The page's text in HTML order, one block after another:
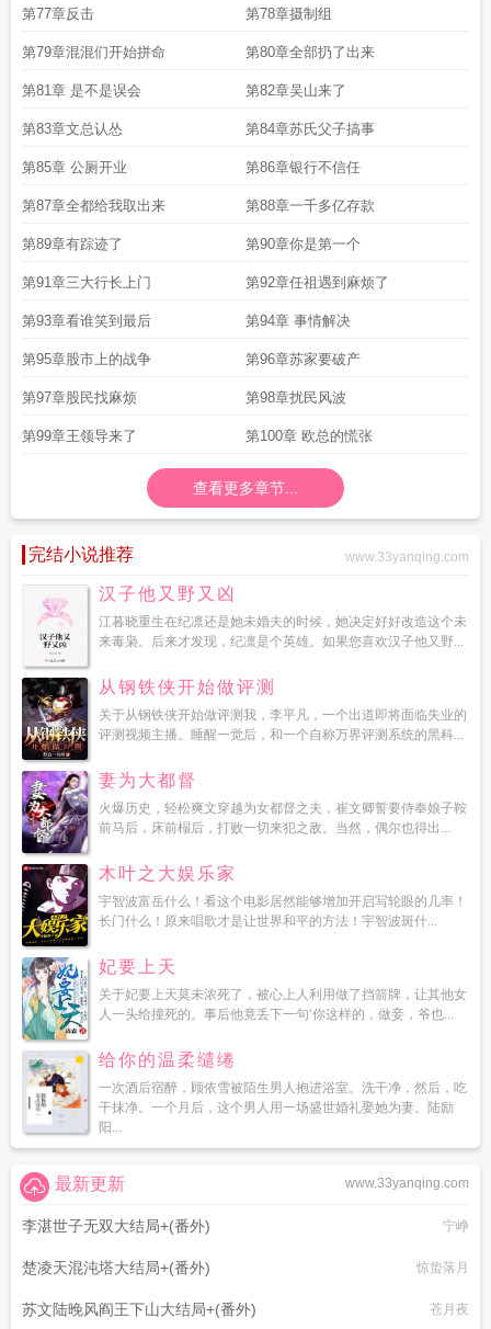
第77章反击 第78章摄制组
第79章混混们开始拼命 第80章全部扔了出来
第81章 是不是误会 第82章吴山来了
第83章文总认怂 第84章苏氏父子搞事
第85章 公厕开业 第86章银行不信任
第87章全都给我取出来 第88章一千多亿存款
第89章有踪迹了 第90章你是第一个
第91章三大行长上门 第92章任祖遇到麻烦了
第93章看谁笑到最后 第94章 事情解决
第95章股市上的战争 第96章苏家要破产
第97章股民找麻烦 第98章扰民风波
第99章王领导来了 第100章 欧总的慌张
查看更多章节...
完结小说推荐 www.33yanqing.com
汉子他又野又凶
江暮晓重生在纪凛还是她未婚夫的时候，她决定好好改造这个未
来毒枭。后来才发现，纪凛是个英雄。如果您喜欢汉子他又野...
从钢铁侠开始做评测
关于从钢铁侠开始做评测我，李平凡，一个出道即将面临失业的
评测视频主播。睡醒一觉后，和一个自称万界评测系统的黑科...
妻为大都督
火爆历史，轻松爽文穿越为女都督之夫，崔文卿誓要侍奉娘子鞍
前马后，床前榻后，打败一切来犯之敌。当然，偶尔也得出...
木叶之大娱乐家
宇智波富岳什么！看这个电影居然能够增加开启写轮眼的几率！
长门什么！原来唱歌才是让世界和平的方法！宇智波斑什...
妃要上天
关于妃要上天莫未浓死了，被心上人利用做了挡箭牌，让其他女
人一头给撞死的。事后他竟丢下一句‘你这样的，做妾，爷也...
给你的温柔缱绻
一次酒后宿醉，顾依雪被陌生男人抱进浴室。洗干净，然后，吃
干抹净。一个月后，这个男人用一场盛世婚礼娶她为妻。陆励
阳...
www.33yanqing.com
最新更新
李湛世子无双大结局+(番外) 宁峥
楚凌天混沌塔大结局+(番外) 惊蛰落月
苏文陆晚风阎王下山大结局+(番外) 苍月夜